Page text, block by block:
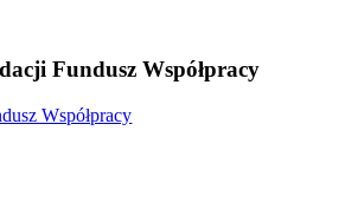
Fundusz Współpracy